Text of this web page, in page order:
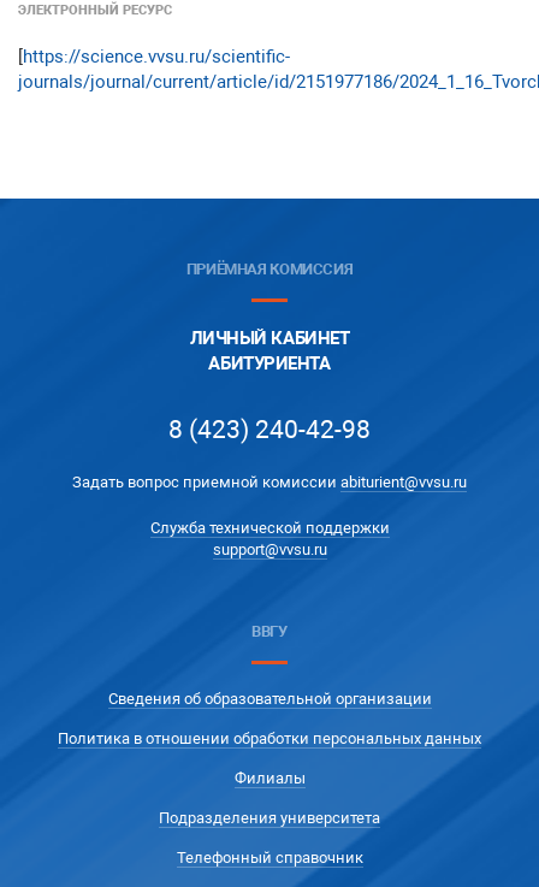
ЭЛЕКТРОННЫЙ РЕСУРС
[https://science.vvsu.ru/scientific-
journals/journal/current/article/id/2151977186/
ПРИЁМНАЯ КОМИССИЯ
ЛИЧНЫЙ КАБИНЕТ
АБИТУРИЕНТА
8 (423) 240-42-98
Задать вопрос приемной комиссии abiturient@vvsu.ru
Служба технической поддержки
support@vvsu.ru
ВВГУ
Сведения об образовательной организации
Политика в отношении обработки персональных данных
Филиалы
Подразделения университета
Телефонный справочник